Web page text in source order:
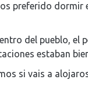
preferido dormir
del pueblo, el
estaban
si vais a